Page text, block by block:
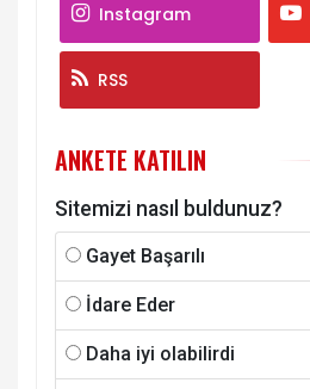
Instagram
RSS
ANKETE KATILIN
Sitemizi nasıl buldunuz?
Gayet Başarılı
İdare Eder
Daha iyi olabilirdi